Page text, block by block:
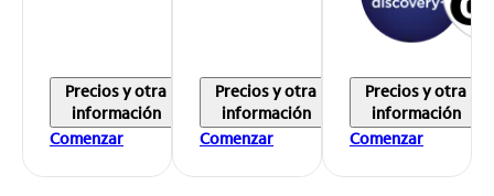
Precios y otra
información
Comenzar
Precios y otra
información
Comenzar
Precios y otra
información
Comenzar